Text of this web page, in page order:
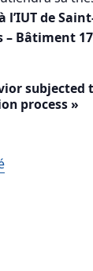
l’IUT de
– Bâtiment
subjected
process »